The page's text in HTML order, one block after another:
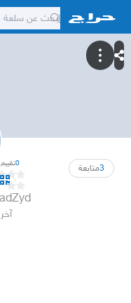
3متابعة 0تقييم